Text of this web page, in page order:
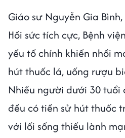
Giáo sư Nguyễn Gia
Hồi sức tích cực, Bệnh
yếu tố chính khiến nhồi
hút thuốc lá, uống rượu
Nhiều người dưới 30
đều có tiền sử hút thuốc
với lối sống thiếu lành